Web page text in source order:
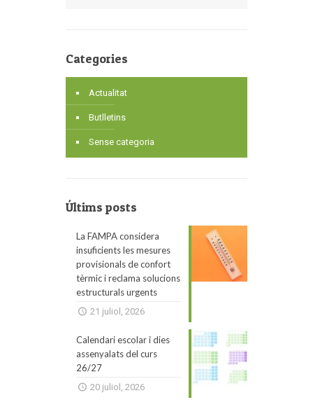
Categories
Actualitat
Butlletins
Sense categoria
Últims posts
La FAMPA considera
insuficients les mesures
provisionals de confort
tèrmic i reclama solucions
estructurals urgents
21 juliol, 2026
Calendari escolar i dies
assenyalats del curs
26/27
20 juliol, 2026